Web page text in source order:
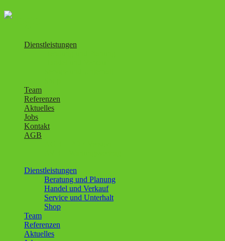
Dienstleistungen
Team
Referenzen
Aktuelles
Jobs
Kontakt
AGB
Dienstleistungen
Beratung und Planung
Handel und Verkauf
Service und Unterhalt
Shop
Team
Referenzen
Aktuelles